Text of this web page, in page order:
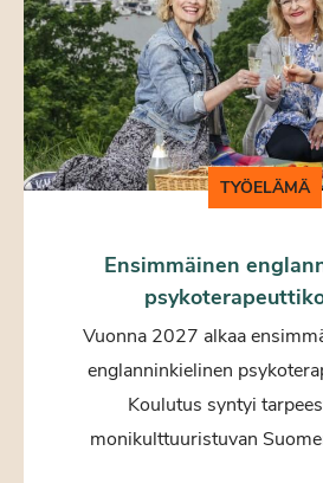
TYÖELÄMÄ
Ensimmäinen
Vuonna 2027 alkaa
englanninkielinen
Koulutus syntyi
monikulttuuristuvan